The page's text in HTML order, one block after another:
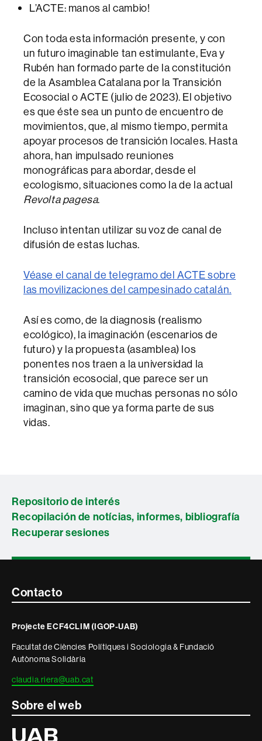
L’ACTE: manos al cambio!
Con toda esta información presente, y con
un futuro imaginable tan estimulante, Eva y
Rubén han formado parte de la constitución
de la Asamblea Catalana por la Transición
Ecosocial o ACTE (julio de 2023). El objetivo
es que éste sea un punto de encuentro de
movimientos, que, al mismo tiempo, permita
apoyar procesos de transición locales. Hasta
ahora, han impulsado reuniones
monográficas para abordar, desde el
ecologismo, situaciones como la de la actual
Revolta pagesa.
Incluso intentan utilizar su voz de canal de
difusión de estas luchas.
Véase el canal de telegramo del ACTE sobre
las movilizaciones del campesinado catalán.
Así es como, de la diagnosis (realismo
ecológico), la imaginación (escenarios de
futuro) y la propuesta (asamblea) los
ponentes nos traen a la universidad la
transición ecosocial, que parece ser un
camino de vida que muchas personas no sólo
imaginan, sino que ya forma parte de sus
vidas.
Repositorio de interés
Recopilación de notícias, informes, bibliografía
Recuperar sesiones
Contacte
informació
legal
Contacto
Projecte ECF4CLIM (IGOP-UAB)
Facultat de Ciències Polítiques i Sociologia & Fundació
Autònoma Solidària
claudia.riera@uab.cat
Sobre el web
Universitat